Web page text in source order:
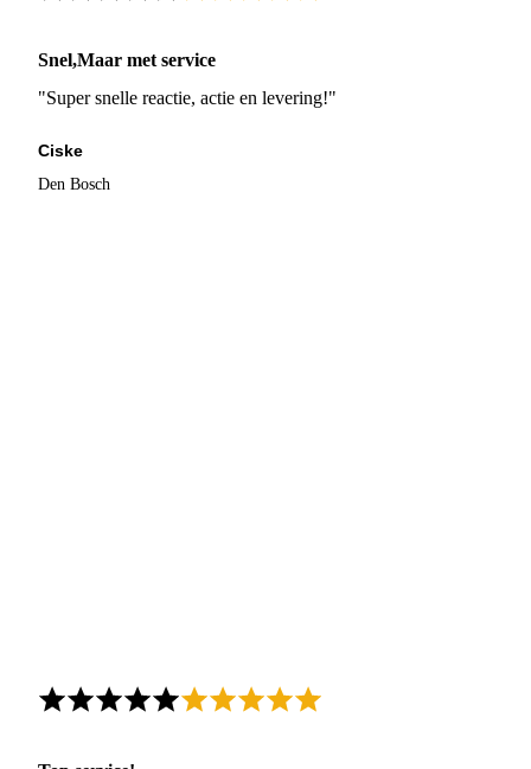
Snel,Maar met service
"Super snelle reactie, actie en levering!"
Ciske
Den Bosch